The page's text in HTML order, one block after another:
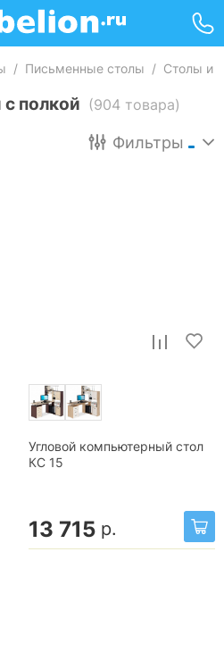
/ Письменные столы / Столы и
полкой (904 товара)
Фильтры
Угловой компьютерный стол
КС 15
13 715 р.